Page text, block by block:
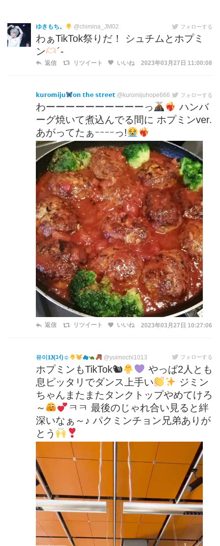
ゆきもち。 @chimina_JM02 フォローする
わぁTikTok祭りだ！ シュチムとホプミ
ン
´-
返信 リツイート いいね 2023年03月27日 11:00:08
𝗸𝘂𝗿𝗼𝗺𝗶𝗷𝘂 𝗼𝗻 𝘁𝗵𝗲 𝘀𝘁𝗿𝗲𝗲𝘁 @kuromijuhope666 フォローする
わーーーーーーーーーーっ
ハンバ
ーグ焼いて煮込んでる間に ホプミンver.
あがってたぁｰｰｰｰっ!
返信 リツイート いいね 2023年03月27日 10:27:06
유이𝟏𝟑(ﾕｲ)☺︎ ☁ @yuimochi1013 フォローする
ホプミンもTikTok🐿
やっぱ2人とも
息ピッタリでダンス上手い
ジミン
ちゃんまたまたタンクトップやめてけろ
～
ㅋㅋ 最後のじゃれ合い見ると絆
深いなぁ～♪ パクミンチョン兄弟ありが
とう